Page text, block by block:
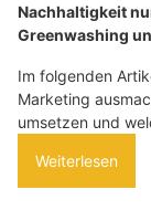
Nachhaltigkeit
Greenwashing
Im folgenden
Marketing
umsetzen und
Weiterlesen